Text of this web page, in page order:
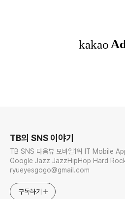
TB의 SNS 이야기
TB SNS 다음뷰 모바일1위 IT Mobile
Google Jazz JazzHipHop Hard
ryueyesgogo@gmail.com
구독하기